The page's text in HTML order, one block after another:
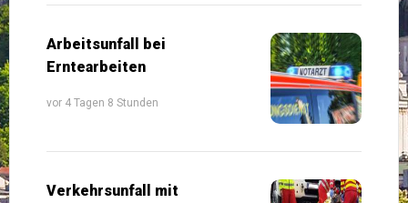
Arbeitsunfall bei
Erntearbeiten
vor 4 Tagen 8 Stunden
Verkehrsunfall mit